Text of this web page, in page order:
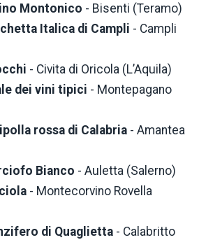
Montonico - Bisenti (Teramo)
Italica di Campli - Campli
- Civita di Oricola (L’Aquila)
dei vini tipici - Montepagano
rossa di Calabria - Amantea
Bianco - Auletta (Salerno)
- Montecorvino Rovella
di Quaglietta - Calabritto